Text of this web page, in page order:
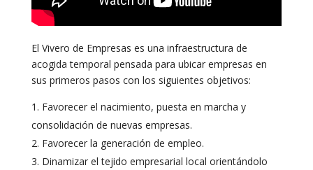
El Vivero de Empresas es una infraestructura de
acogida temporal pensada para ubicar empresas en
sus primeros pasos con los siguientes objetivos:
Favorecer el nacimiento, puesta en marcha y
consolidación de nuevas empresas.
Favorecer la generación de empleo.
Dinamizar el tejido empresarial local orientándolo